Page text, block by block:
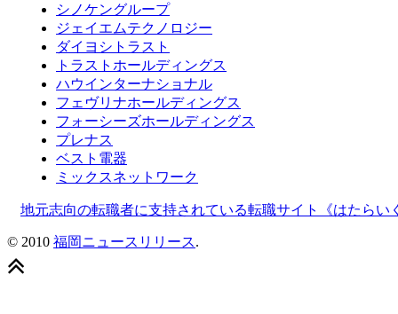
シノケングループ
ジェイエムテクノロジー
ダイヨシトラスト
トラストホールディングス
ハウインターナショナル
フェヴリナホールディングス
フォーシーズホールディングス
プレナス
ベスト電器
ミックスネットワーク
地元志向の転職者に支持されている転職サイト《はたらい
© 2010 福岡ニュースリリース.